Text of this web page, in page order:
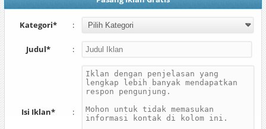
Kategori* :
Judul* :
Isi Iklan* :